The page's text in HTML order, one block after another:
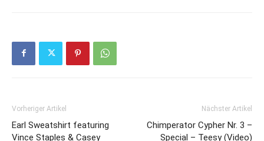
Vorheriger Artikel
Earl Sweatshirt featuring
Vince Staples & Casey
Nächster Artikel
Chimperator Cypher Nr. 3 –
Special – Teesy (Video)